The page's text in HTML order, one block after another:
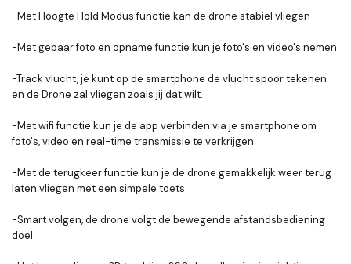
-Met Hoogte Hold Modus functie kan de drone stabiel vliegen
-Met gebaar foto en opname functie kun je foto's en video's nemen.
-Track vlucht, je kunt op de smartphone de vlucht spoor tekenen
en de Drone zal vliegen zoals jij dat wilt.
-Met wifi functie kun je de app verbinden via je smartphone om
foto's, video en real-time transmissie te verkrijgen.
-Met de terugkeer functie kun je de drone gemakkelijk weer terug
laten vliegen met een simpele toets.
-Smart volgen, de drone volgt de bewegende afstandsbediening
doel.